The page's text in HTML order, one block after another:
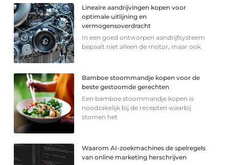
Lineaire aandrijvingen kopen voor
optimale uitlijning en
vermogensoverdracht
In een goed ontworpen aandrijfsysteem
bepaalt niet alleen de motor, maar ook
Bamboe stoommandje kopen voor de
beste gestoomde gerechten
Een bamboe stoommandje kopen is
noodzakelijk bij de recepten waarbij
stomen het
Waarom AI-zoekmachines de spelregels
van online marketing herschrijven